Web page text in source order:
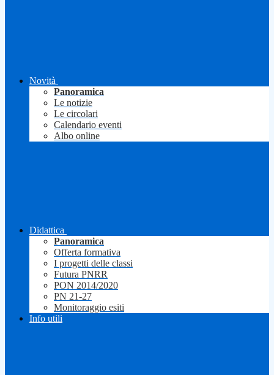
Novità
Panoramica
Le notizie
Le circolari
Calendario eventi
Albo online
Didattica
Panoramica
Offerta formativa
I progetti delle classi
Futura PNRR
PON 2014/2020
PN 21-27
Monitoraggio esiti
Info utili